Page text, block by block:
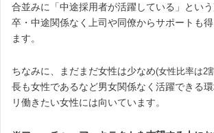
合並みに「中途採用者が活躍している」とい
卒・中途関係なく上司や同僚からサポートも
ます。
ちなみに、まだまだ女性は少なめ(女性比率は2
長も女性であるなど男女関係なく活躍できる
リ働きたい女性には向いています。